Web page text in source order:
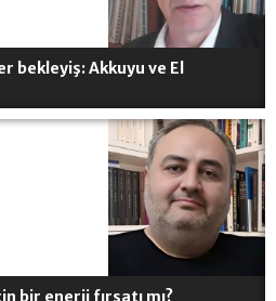
bekleyiş: Akkuyu ve El
bir enerji fırsatı mı?